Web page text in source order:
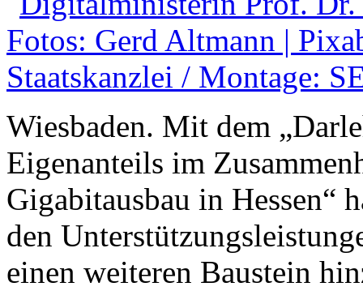
Wiesbaden. Mit dem
Eigenanteils im
Gigabitausbau in Hessen“
den
einen weiteren Baustein